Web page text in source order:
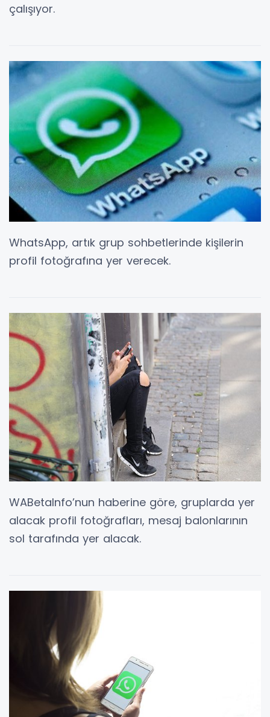
çalışıyor.
WhatsApp, artık grup sohbetlerinde kişilerin
profil fotoğrafına yer verecek.
WABetaInfo’nun haberine göre, gruplarda yer
alacak profil fotoğrafları, mesaj balonlarının
sol tarafında yer alacak.